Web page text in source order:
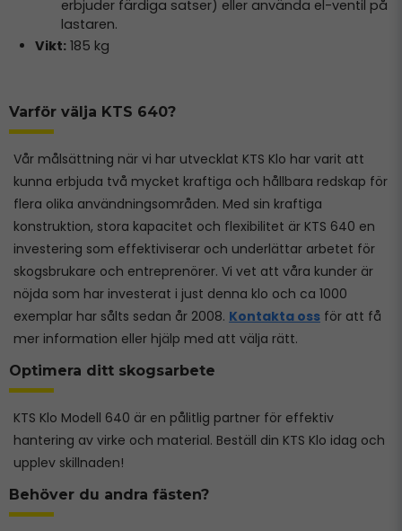
erbjuder färdiga satser) eller använda el-ventil på
lastaren.
Vikt:185 kg
Varför välja KTS 640?
Vår målsättning när vi har utvecklat KTS Klo har varit att
kunna erbjuda två mycket kraftiga och hållbara redskap för
flera olika användningsområden. Med sin kraftiga
konstruktion, stora kapacitet och flexibilitet är KTS 640 en
investering som effektiviserar och underlättar arbetet för
skogsbrukare och entreprenörer. Vi vet att våra kunder är
nöjda som har investerat i just denna klo och ca 1000
exemplar har sålts sedan år 2008. Kontakta oss för att få
mer information eller hjälp med att välja rätt.
Optimera ditt skogsarbete
KTS Klo Modell 640 är en pålitlig partner för effektiv
hantering av virke och material. Beställ din KTS Klo idag och
upplev skillnaden!
Behöver du andra fästen?